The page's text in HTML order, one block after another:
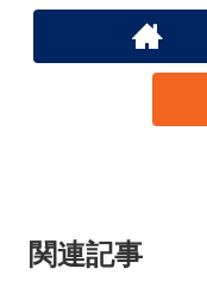
関連記事